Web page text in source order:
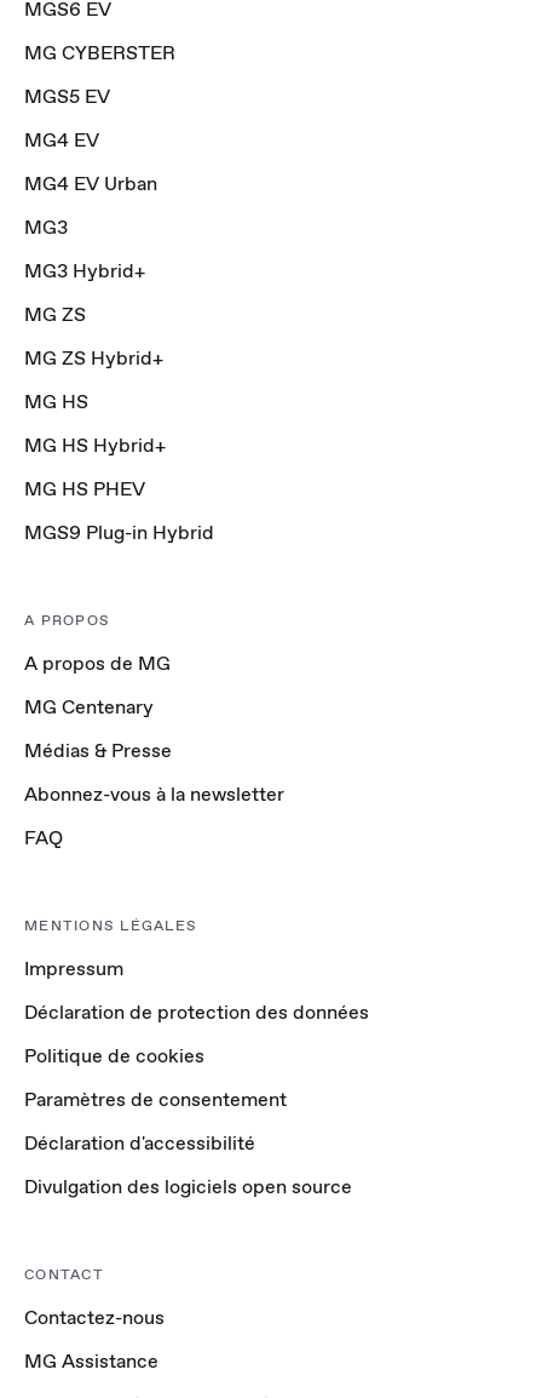
MGS6 EV
MG CYBERSTER
MGS5 EV
MG4 EV
MG4 EV Urban
MG3
MG3 Hybrid+
MG ZS
MG ZS Hybrid+
MG HS
MG HS Hybrid+
MG HS PHEV
MGS9 Plug-in Hybrid
A PROPOS
A propos de MG
MG Centenary
Médias & Presse
Abonnez-vous à la newsletter
FAQ
MENTIONS LÉGALES
Impressum
Déclaration de protection des données
Politique de cookies
Paramètres de consentement
Déclaration d'accessibilité
Divulgation des logiciels open source
CONTACT
Contactez-nous
MG Assistance